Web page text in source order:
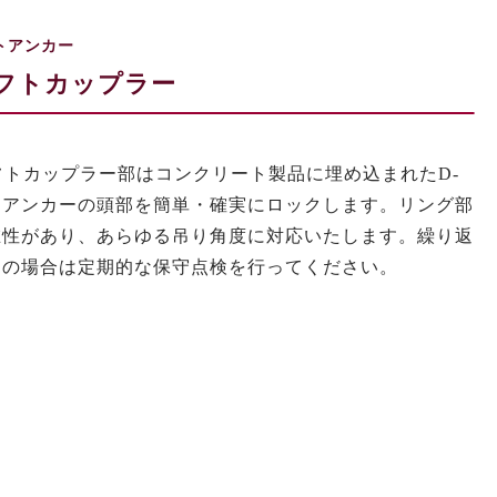
アンカー
トカップラー
カップラー部はコンクリート製品に埋め込まれたD-
ンカーの頭部を簡単・確実にロックします。リング部
があり、あらゆる吊り角度に対応いたします。繰り返
場合は定期的な保守点検を行ってください。